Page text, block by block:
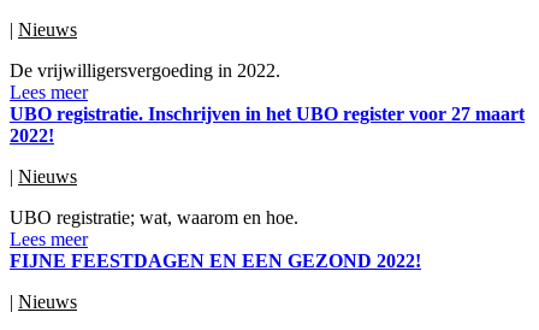
| Nieuws
De vrijwilligersvergoeding in 2022.
Lees meer
UBO registratie. Inschrijven in het UBO register voor 27 maart
2022!
| Nieuws
UBO registratie; wat, waarom en hoe.
Lees meer
FIJNE FEESTDAGEN EN EEN GEZOND 2022!
| Nieuws